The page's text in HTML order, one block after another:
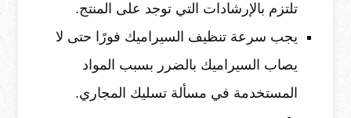
تلتزم بالإرشادات التي توجد على المنتج.
يجب سرعة تنظيف السيراميك فورًا حتى لا
يصاب السيراميك بالضرر بسبب المواد
المستخدمة في مسألة تسليك المجاري.